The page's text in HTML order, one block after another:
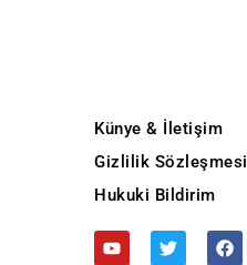
Künye & İletişim
Gizlilik Sözleşmesi
Hukuki Bildirim